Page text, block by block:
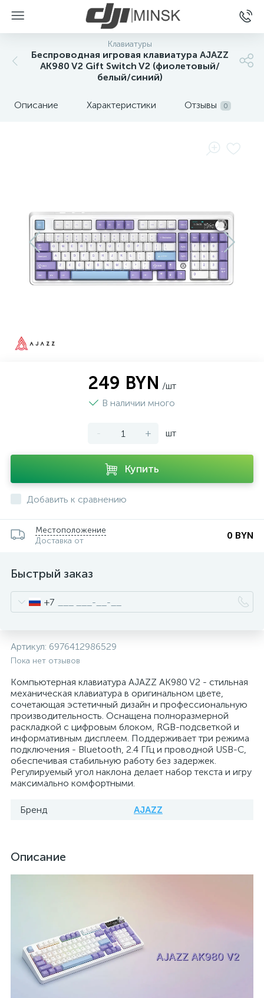
Клавиатуры
Беспроводная игровая клавиатура AJAZZ
AK980 V2 Gift Switch V2 (фиолетовый/
белый/синий)
Описание Характеристики Отзывы 0
249 BYN /шт
В наличии много
- + шт
Купить
Добавить к сравнению
Местоположение
Доставка от
0 BYN
Быстрый заказ
+7
Артикул: 6976412986529
Пока нет отзывов
Компьютерная клавиатура AJAZZ AK980 V2 - стильная
механическая клавиатура в оригинальном цвете,
сочетающая эстетичный дизайн и профессиональную
производительность. Оснащена полноразмерной
раскладкой с цифровым блоком, RGB-подсветкой и
информативным дисплеем. Поддерживает три режима
подключения - Bluetooth, 2.4 ГГц и проводной USB-C,
обеспечивая стабильную работу без задержек.
Регулируемый угол наклона делает набор текста и игру
максимально комфортными.
Бренд AJAZZ
Описание